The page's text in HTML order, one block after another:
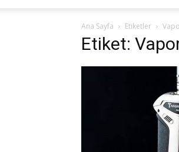
Ana Sayfa Etiketler
Etiket: